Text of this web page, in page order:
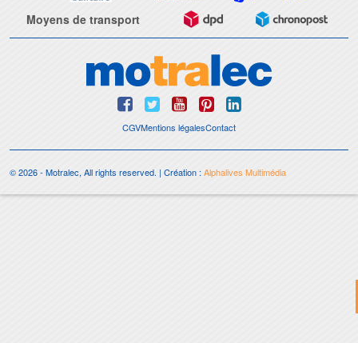
Moyens de transport
CGVMentions légalesContact
© 2026 - Motralec, All rights reserved. | Création : Alphalives Multimédia